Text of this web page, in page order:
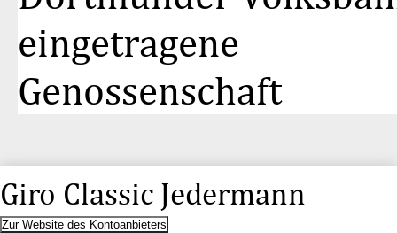
eingetragene
Genossenschaft
Giro Classic Jedermann
Zur Website des Kontoanbieters